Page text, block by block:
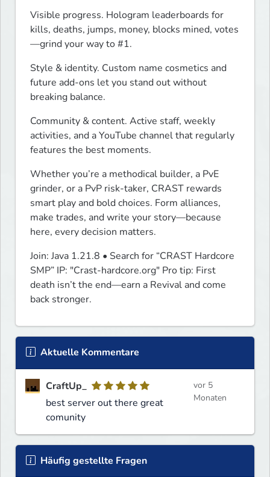
Visible progress. Hologram leaderboards for
kills, deaths, jumps, money, blocks mined, votes
—grind your way to #1.
Style & identity. Custom name cosmetics and
future add-ons let you stand out without
breaking balance.
Community & content. Active staff, weekly
activities, and a YouTube channel that regularly
features the best moments.
Whether you’re a methodical builder, a PvE
grinder, or a PvP risk-taker, CRAST rewards
smart play and bold choices. Form alliances,
make trades, and write your story—because
here, every decision matters.
Join: Java 1.21.8 • Search for “CRAST Hardcore
SMP” IP: "Crast-hardcore.org" Pro tip: First
death isn’t the end—earn a Revival and come
back stronger.
Aktuelle Kommentare
CraftUp_
best server out there great
comunity
vor 5
Monaten
Häufig gestellte Fragen